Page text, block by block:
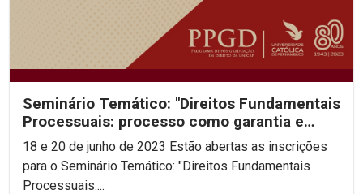
Seminário Temático: "Direitos Fundamentais
Processuais: processo como garantia e
garantia de...
18 e 20 de junho de 2023 Estão abertas as inscrições
para o Seminário Temático: "Direitos Fundamentais
Processuais:...